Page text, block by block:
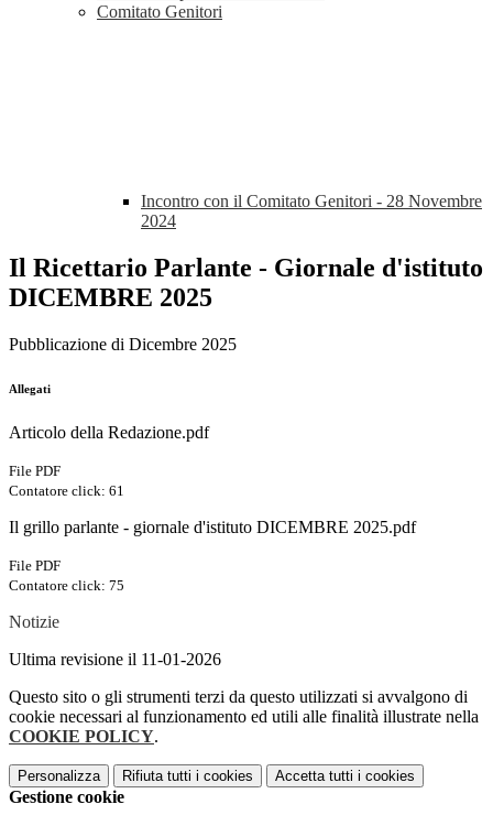
Comitato Genitori
Incontro con il Comitato Genitori - 28 Novembre
2024
Il Ricettario Parlante - Giornale d'istituto
DICEMBRE 2025
Pubblicazione di Dicembre 2025
Allegati
Articolo della Redazione.pdf
File PDF
Contatore click: 61
Il grillo parlante - giornale d'istituto DICEMBRE 2025.pdf
File PDF
Contatore click: 75
Notizie
Ultima revisione il 11-01-2026
Questo sito o gli strumenti terzi da questo utilizzati si avvalgono di
cookie necessari al funzionamento ed utili alle finalità illustrate nella
COOKIE POLICY.
Personalizza Rifiuta tutti i cookies Accetta tutti i cookies
Gestione cookie